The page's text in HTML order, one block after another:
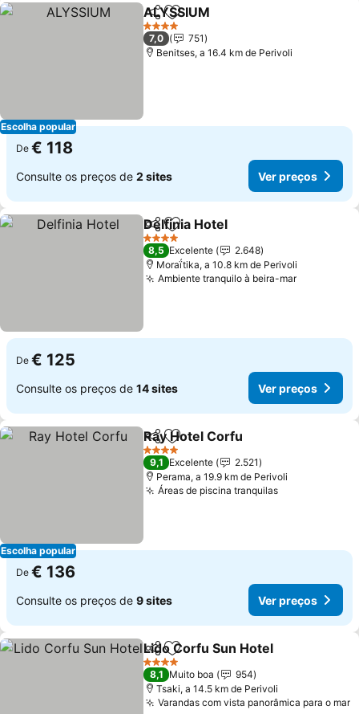
Escolha popular
PartilharAdicionar aos favoritos
ALYSSIUM
4 Estrelas
7,0
751
Benitses, a 16.4 km de Perivoli
De € 118
Consulte os preços de 2 sites Ver preços
PartilharAdicionar aos favoritos
Delfinia Hotel
4 Estrelas
8,5 Excelente
2.648
Moraḯtika, a 10.8 km de Perivoli
Ambiente tranquilo à beira-marVer
De € 125
Consulte os preços de 14 sites Ver preços
Escolha popular
PartilharAdicionar aos favoritos
Ray Hotel Corfu
4 Estrelas
9,1 Excelente
2.521
Perama, a 19.9 km de Perivoli
Áreas de piscina tranquilasVer preços
De € 136
Consulte os preços de 9 sites Ver preços
PartilharAdicionar aos favoritos
Lido Corfu Sun Hotel
4 Estrelas
8,1 Muito boa
954
Tsaki, a 14.5 km de Perivoli
Varandas com vista panorâmica para o mar